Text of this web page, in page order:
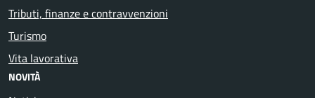
Tributi, finanze e contravvenzioni
Turismo
Vita lavorativa
NOVITÀ